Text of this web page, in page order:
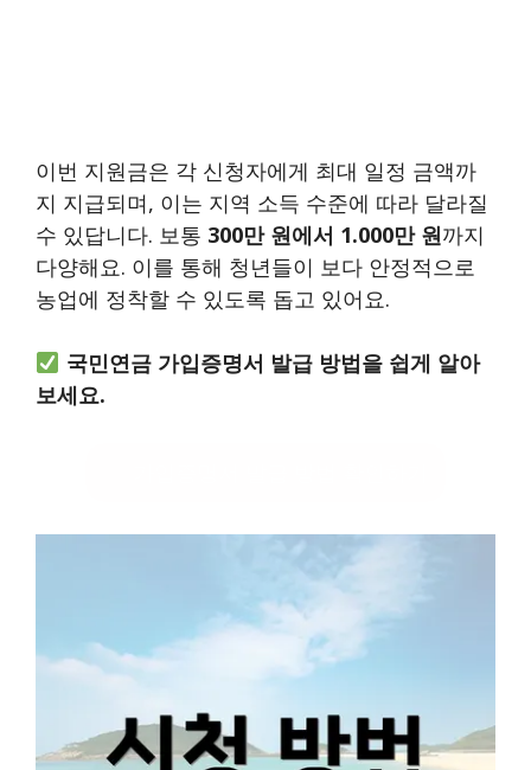
이번 지원금은 각 신청자에게 최대 일정 금액까
지 지급되며, 이는 지역 소득 수준에 따라 달라질
수 있답니다. 보통 300만 원에서 1.000만 원까지
다양해요. 이를 통해 청년들이 보다 안정적으로
농업에 정착할 수 있도록 돕고 있어요.
국민연금 가입증명서 발급 방법을 쉽게 알아
보세요.